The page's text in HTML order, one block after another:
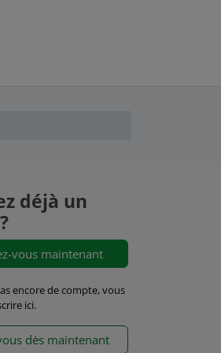
déjà un
vous maintenant
encore de compte, vous
ici.
dès maintenant